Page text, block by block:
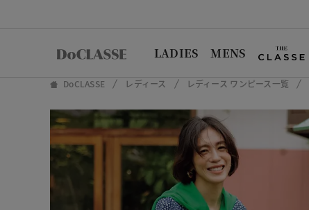
LADIES MENS
DoCLASSE レディース レディース ワンピース一覧